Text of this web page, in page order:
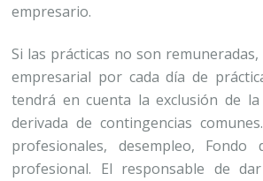
empresario.
Si las prácticas no son
empresarial por cada día de
tendrá en cuenta la exclusión de
derivada de contingencias
profesionales, desempleo,
profesional. El responsable de